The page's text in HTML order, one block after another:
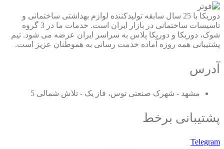
دوریکا با 25 سال سابقه تولیدکننده لوازم بهداشتی ساختمانی و
تاسیسات ساختمانی در بازار ایران است. خدمات ما در 3 گروه
شوک، دوریکا و دوریکا پلاس به سراسر ایران عرضه می شود. تیم
پشتیبانی همه روزه آماده خدمت رسانی به هموطنان عزیز است.
آدرس
مشهد - شهرک صنعتی توس، فاز یک - تلاش شمالی 5
پشتیبانی برخط
Telegram